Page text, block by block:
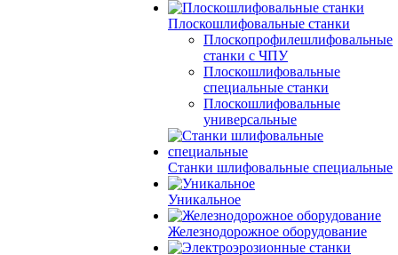
Плоскошлифовальные станки
Плоскопрофилешлифовальные
станки с ЧПУ
Плоскошлифовальные
специальные станки
Плоскошлифовальные
универсальные
Станки шлифовальные специальные
Уникальное
Железнодорожное оборудование